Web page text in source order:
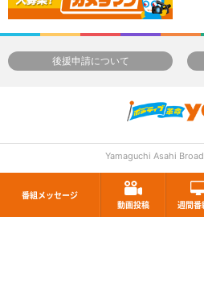
番組メッセージ
動画投稿
週間番
後援申請について
Yamaguchi Asahi